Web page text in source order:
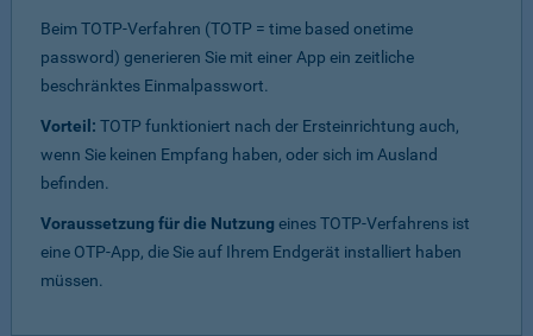
Beim TOTP-Verfahren (TOTP = time based onetime
password) generieren Sie mit einer App ein zeitliche
beschränktes Einmalpasswort.
Vorteil: TOTP funktioniert nach der Ersteinrichtung auch,
wenn Sie keinen Empfang haben, oder sich im Ausland
befinden.
Voraussetzung für die Nutzung eines TOTP-Verfahrens ist
eine OTP-App, die Sie auf Ihrem Endgerät installiert haben
müssen.